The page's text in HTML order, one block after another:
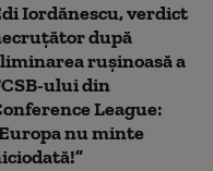
Iordănescu, verdict
după
rușinoasă a
ului din
League:
nu minte